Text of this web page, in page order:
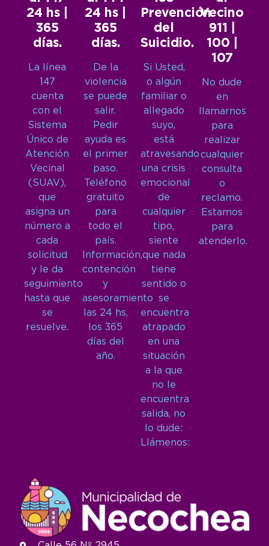
24 hs |
365
días.
La línea
147
cuenta
con el
Sistema
Único de
Atención
Vecinal
(SUAV),
que
asigna un
número a
cada
solicitud
y le da
seguimiento
hasta que
se
resuelve.
24 hs |
365
días.
De la
violencia
se puede
salir.
Pedir
ayuda es
el primer
paso.
Teléfono
gratuito
para
todo el
país.
Información,
contención
y
asesoramiento
las 24 hs,
los 365
días del
año.
Prevención
del
Suicidio.
Si Usted,
o algún
familiar o
allegado
suyo,
está
atravesando
una crisis
emocional
de
cualquier
tipo,
siente
que nada
tiene
sentido o
se
encuentra
atrapado
en una
situación
a la que
no le
encuentra
salida, no
lo dude:
Llámenos:
Vecino
911 |
100 |
107
No dude
en
llamarnos
para
realizar
cualquier
consulta
o
reclamo.
Estamos
para
atenderlo.